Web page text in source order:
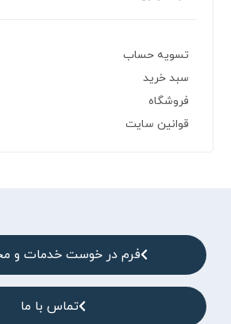
تسویه حساب
سبد خرید
فروشگاه
قوانین سایت
فرم در خوست خدمات و
تماس با ما